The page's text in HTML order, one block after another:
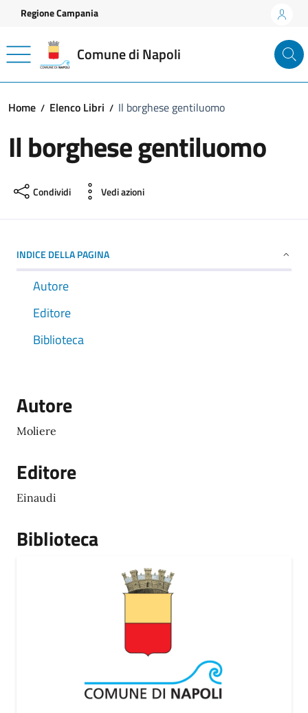
Vai ai contenuti
Vai al footer
Regione Campania
Comune di Napoli
Home Elenco Libri Il borghese gentiluomo
Il borghese gentiluomo
Condividi Vedi azioni
INDICE DELLA PAGINA
Autore
Editore
Biblioteca
Autore
Moliere
Editore
Einaudi
Biblioteca